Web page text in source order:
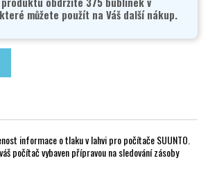
můžete použít na Váš další nákup.
informace o tlaku v lahvi pro počítače SUUNTO.
počítač vybaven přípravou na sledování zásoby